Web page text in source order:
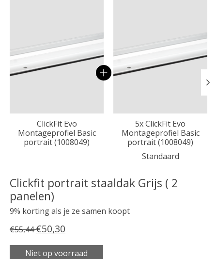
ClickFit Evo
Montageprofiel Basic
portrait (1008049)
5x ClickFit Evo
Montageprofiel Basic
portrait (1008049)
Standaard
Clickfit portrait staaldak Grijs ( 2
panelen)
9% korting als je ze samen koopt
€55,44€50,30
Niet op voorraad